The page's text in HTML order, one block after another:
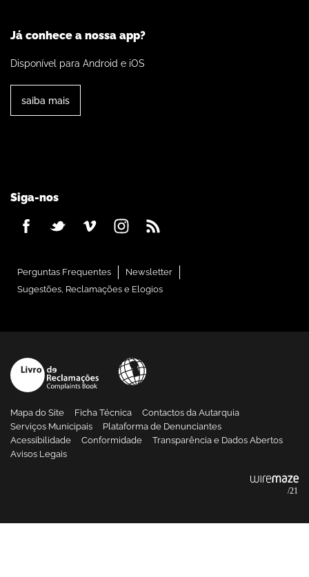
Já conhece a nossa app?
Disponível para Android e iOS
saiba mais
Siga-nos
Perguntas Frequentes
Newsletter
Sugestões, Reclamações e Elogios
Mapa do Site Ficha Técnica
Contactos da Autarquia
Serviços Municipais
Plataforma de Denunciantes
Acessibilidade
Conformidade
Transparência e Dados Abertos
Avisos Legais